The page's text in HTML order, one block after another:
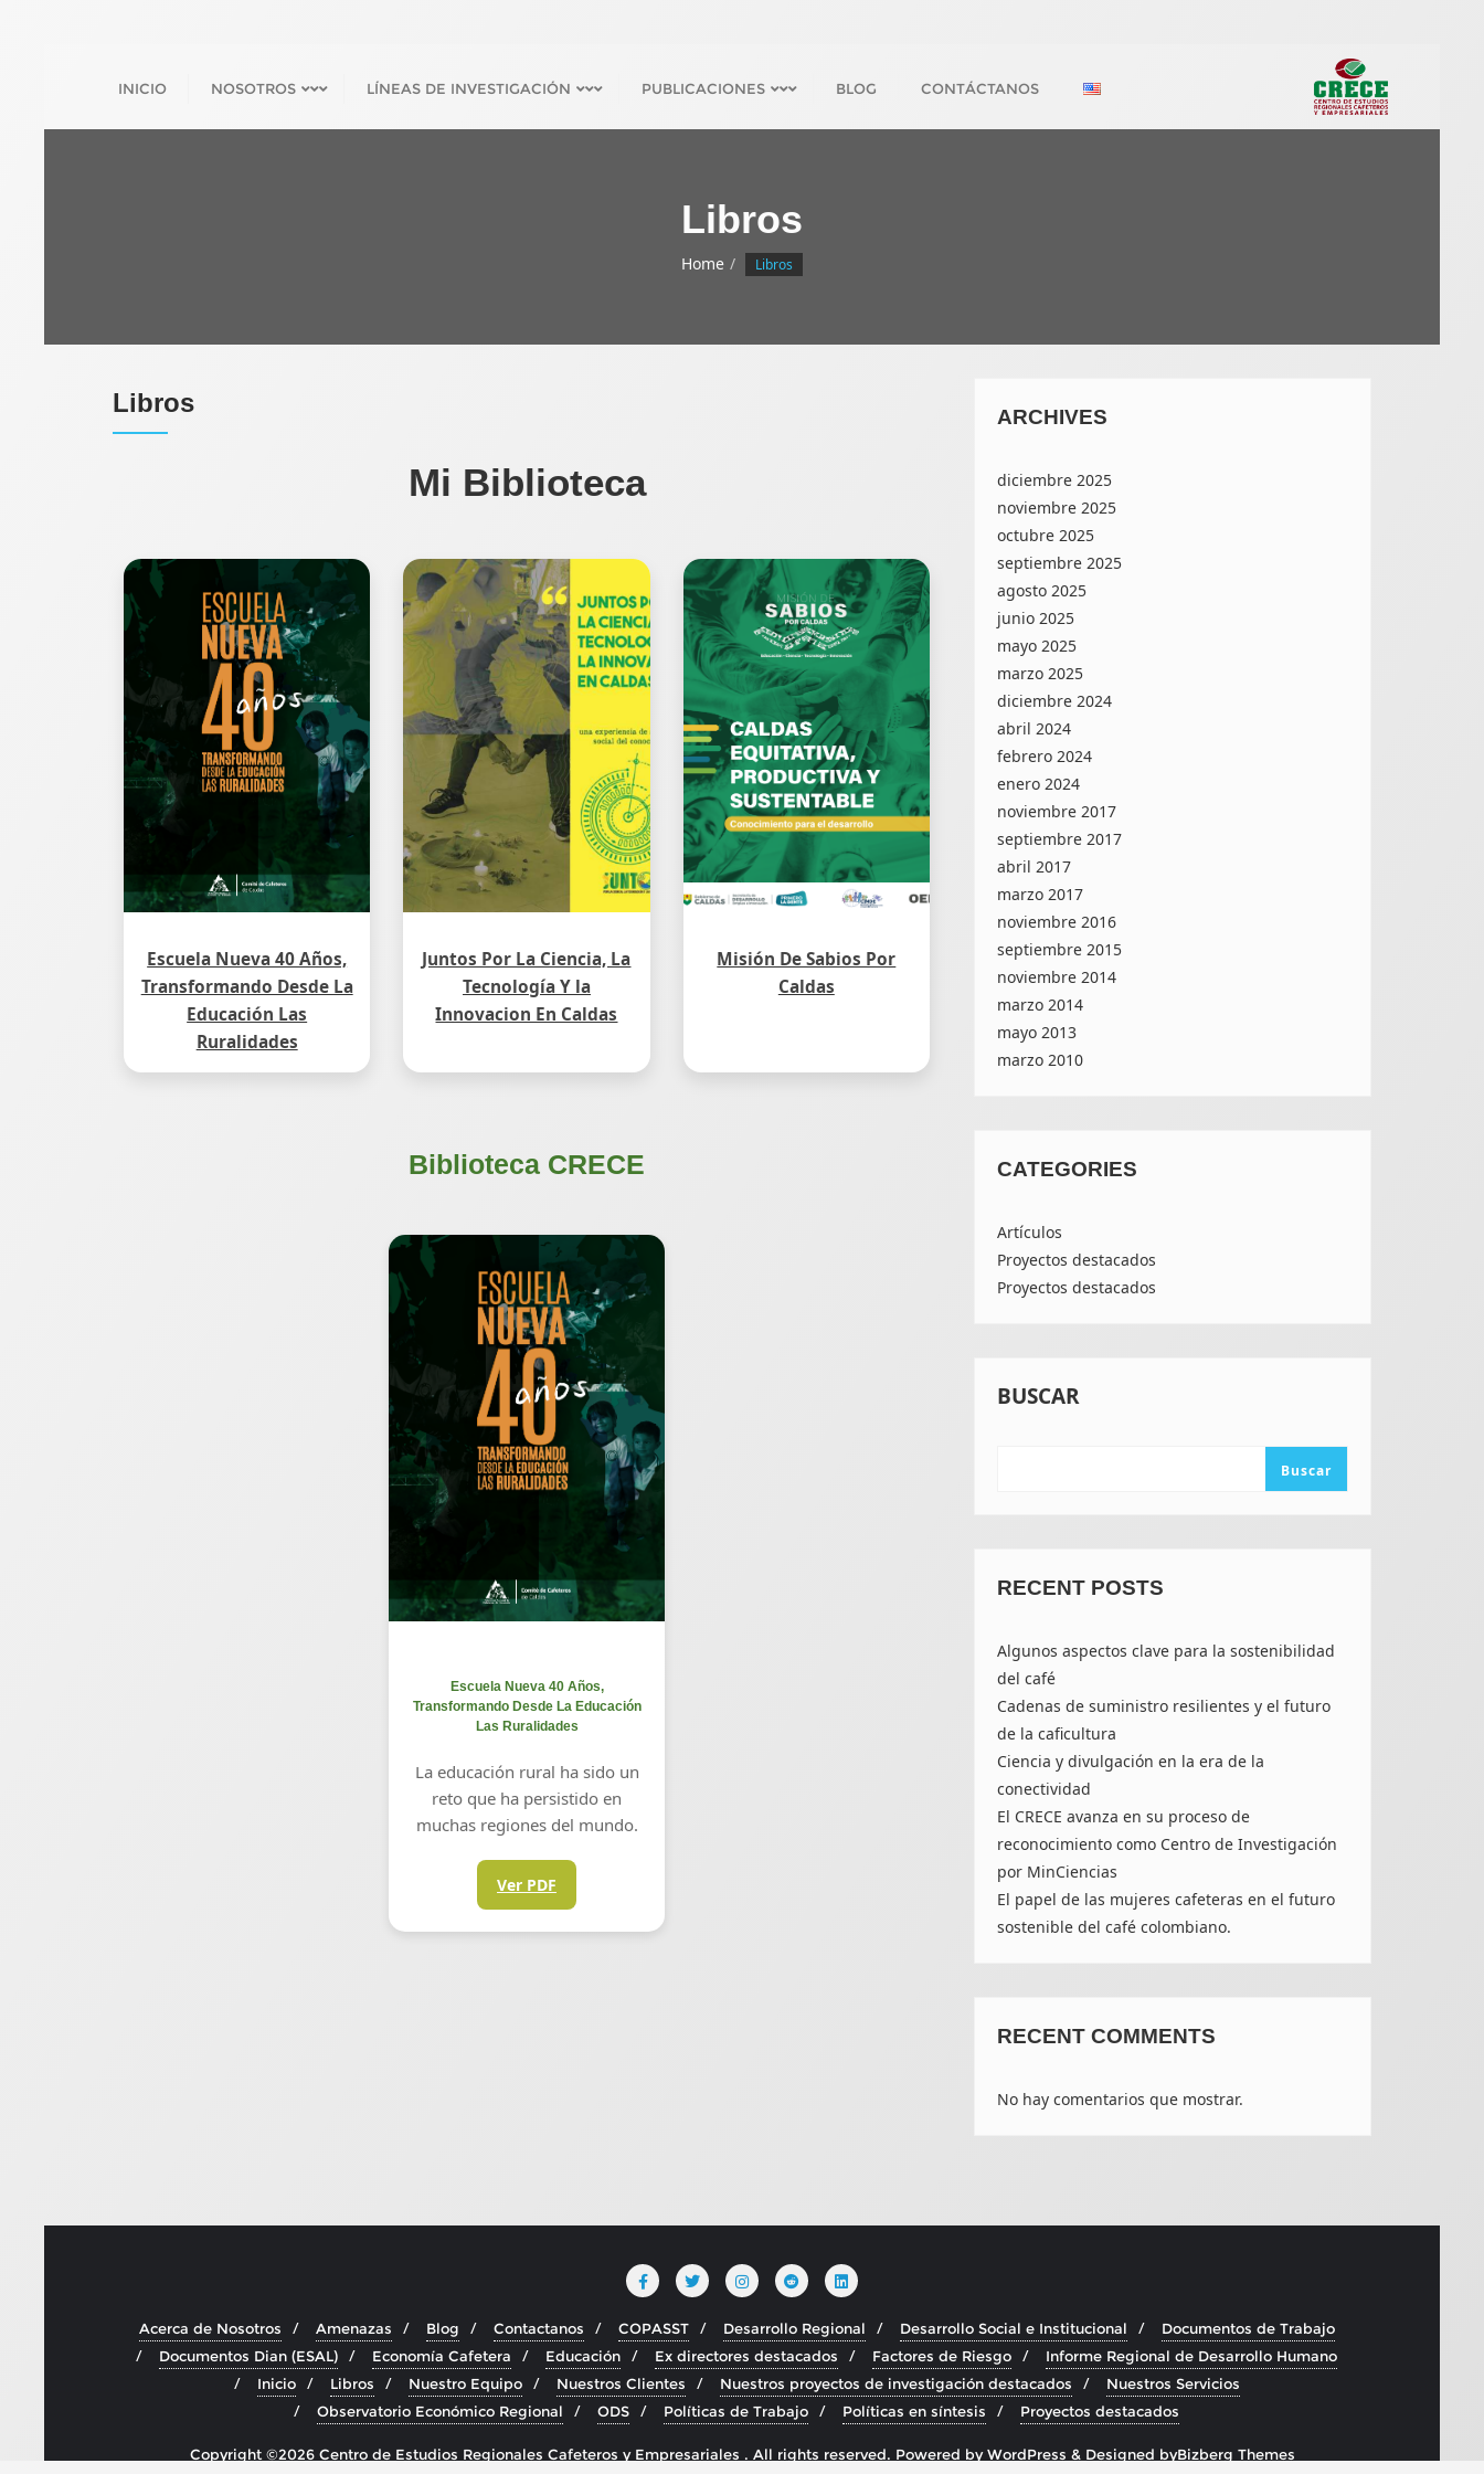
INICIO NOSOTROS LÍNEAS DE INVESTIGACIÓN PUBLICACIONES BLOG CONTÁCTANOS
Libros
Home Libros
Libros
Mi Biblioteca
Escuela Nueva 40 Años,
Transformando Desde La
Educación Las
Ruralidades
Juntos Por La Ciencia, La
Tecnología Y la
Innovacion En Caldas
Misión De Sabios Por
Caldas
Biblioteca CRECE
Escuela Nueva 40 Años,
Transformando Desde La Educación
Las Ruralidades
La educación rural ha sido un
reto que ha persistido en
muchas regiones del mundo.
Ver PDF
ARCHIVES
diciembre 2025
noviembre 2025
octubre 2025
septiembre 2025
agosto 2025
junio 2025
mayo 2025
marzo 2025
diciembre 2024
abril 2024
febrero 2024
enero 2024
noviembre 2017
septiembre 2017
abril 2017
marzo 2017
noviembre 2016
septiembre 2015
noviembre 2014
marzo 2014
mayo 2013
marzo 2010
CATEGORIES
Artículos
Proyectos destacados
Proyectos destacados
BUSCAR
Buscar
RECENT POSTS
Algunos aspectos clave para la sostenibilidad
del café
Cadenas de suministro resilientes y el futuro
de la caficultura
Ciencia y divulgación en la era de la
conectividad
El CRECE avanza en su proceso de
reconocimiento como Centro de Investigación
por MinCiencias
El papel de las mujeres cafeteras en el futuro
sostenible del café colombiano.
RECENT COMMENTS
No hay comentarios que mostrar.
Acerca de Nosotros Amenazas Blog Contactanos COPASST Desarrollo Regional Desarrollo Social e Institucional
Documentos de Trabajo
Documentos Dian (ESAL)
Economía Cafetera Educación Ex directores destacados Factores de Riesgo
Informe Regional de Desarrollo Humano
Inicio
Libros Nuestro Equipo Nuestros Clientes Nuestros proyectos de investigación destacados
Nuestros Servicios
Observatorio Económico Regional
ODS Políticas de Trabajo Políticas en síntesis Proyectos destacados
Copyright ©2026 Centro de Estudios Regionales Cafeteros y Empresariales . All rights reserved. Powered byWordPress & Designed byBizberg Themes